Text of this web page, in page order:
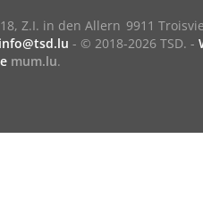
18, Z.I. in den Allern 9911
info@tsd.lu - © 2018-2026 TSD. -
mum.lu.